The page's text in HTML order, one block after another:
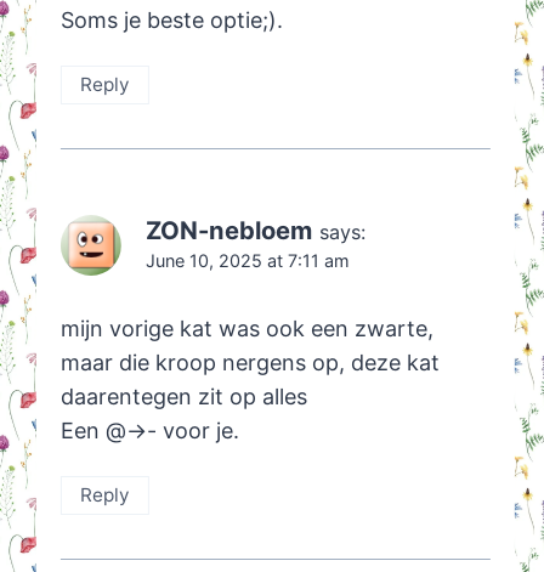
Soms je beste optie;).
Reply
ZON-nebloem says:
June 10, 2025 at 7:11 am
mijn vorige kat was ook een zwarte,
maar die kroop nergens op, deze kat
daarentegen zit op alles
Een @->- voor je.
Reply